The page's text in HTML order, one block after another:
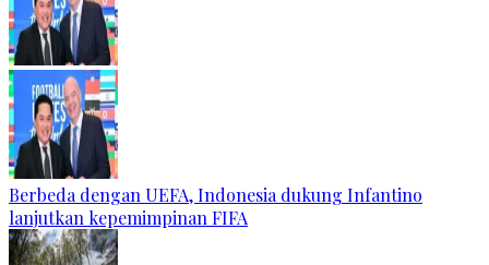
Berbeda dengan UEFA, Indonesia dukung Infantino
lanjutkan kepemimpinan FIFA